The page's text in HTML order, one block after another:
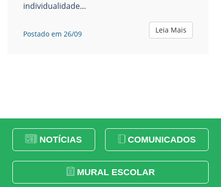
individualidade...
Postado em 26/09 Leia Mais
NOTÍCIAS COMUNICADOS
MURAL ESCOLAR